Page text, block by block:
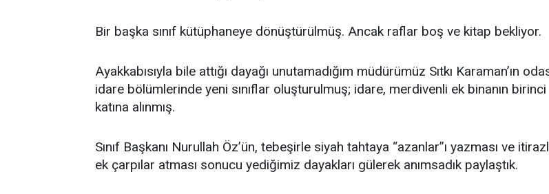
Bir başka sınıf kütüphaneye dönüştürülmüş. Ancak raflar boş ve kitap bekliyor.
Ayakkabısıyla bile attığı dayağı unutamadığım müdürümüz Sıtkı Karaman’ın
idare bölümlerinde yeni sınıflar oluşturulmuş; idare, merdivenli ek binanın birinci
katına alınmış.
Sınıf Başkanı Nurullah Öz’ün, tebeşirle siyah tahtaya “azanlar”ı yazması ve
ek çarpılar atması sonucu yediğimiz dayakları gülerek anımsadık paylaştık.